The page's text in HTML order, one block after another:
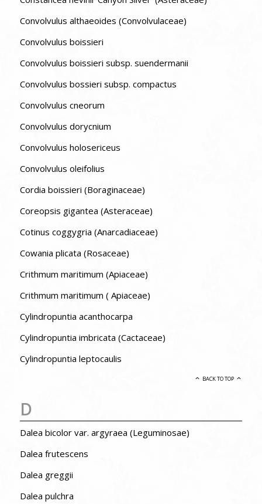
Convolvulus althaeoides (Convolvulaceae)
Convolvulus boissieri
Convolvulus boissieri subsp. suendermanii
Convolvulus bossieri subsp. compactus
Convolvulus cneorum
Convolvulus dorycnium
Convolvulus holosericeus
Convolvulus oleifolius
Cordia boissieri (Boraginaceae)
Coreopsis gigantea (Asteraceae)
Cotinus coggygria (Anarcadiaceae)
Cowania plicata (Rosaceae)
Crithmum maritimum (Apiaceae)
Crithmum maritimum ( Apiaceae)
Cylindropuntia acanthocarpa
Cylindropuntia imbricata (Cactaceae)
Cylindropuntia leptocaulis
BACK TO TOP
D
Dalea bicolor var. argyraea (Leguminosae)
Dalea frutescens
Dalea greggii
Dalea pulchra